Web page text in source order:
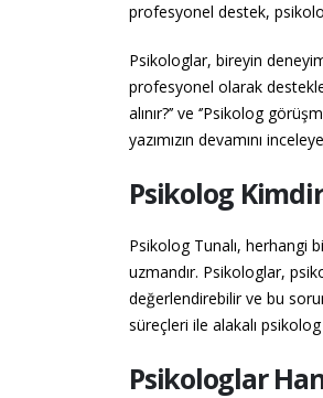
profesyonel destek,
Psikologlar, bireyin
profesyonel olarak
alınır?’’ ve ‘’Psikolog
yazımızın devamını
Psikolog
Psikolog Tunalı, herhangi
uzmandır. Psikologlar,
değerlendirebilir ve bu
süreçleri ile alakalı
Psikologlar